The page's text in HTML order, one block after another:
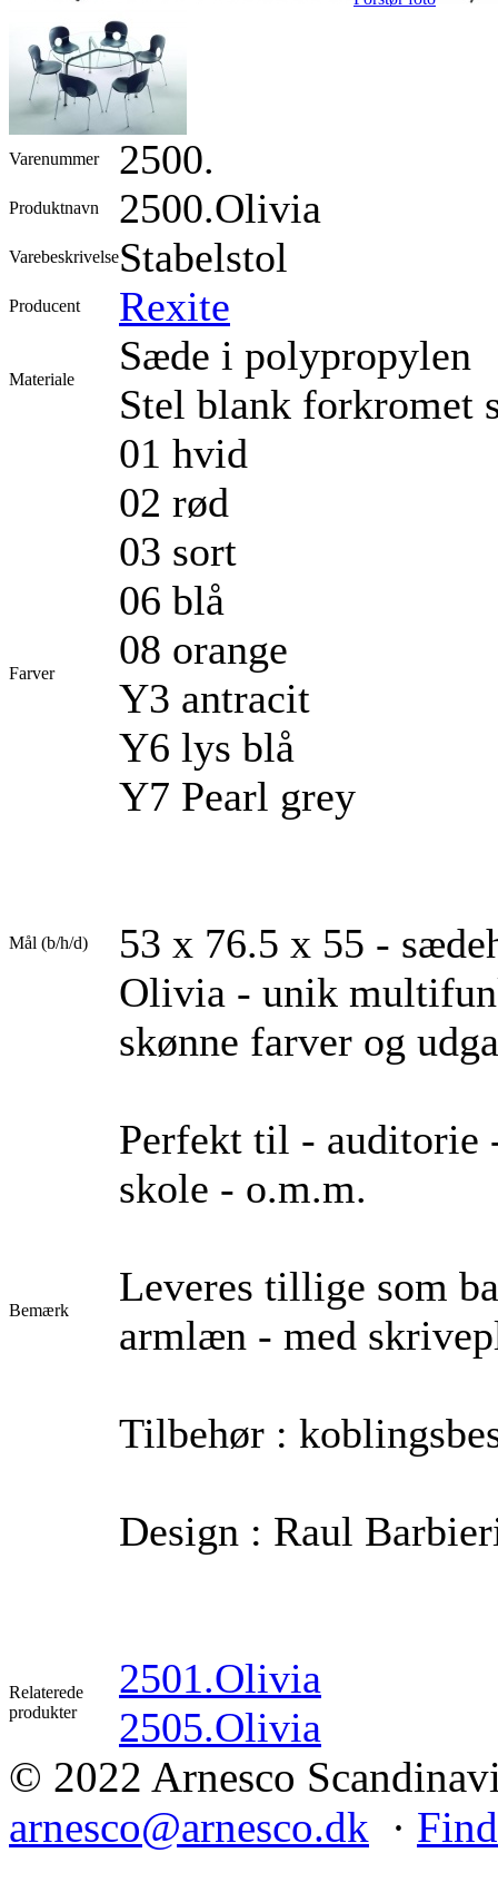
Varenummer 2500.
Produktnavn 2500.Olivia
VarebeskrivelseStabelstol
Producent Rexite
Materiale
Sæde i polypropylen
Stel blank forkromet
Farver
01 hvid
02 rød
03 sort
06 blå
08 orange
Y3 antracit
Y6 lys blå
Y7 Pearl grey
Mål (b/h/d) 53 x 76.5 x 55 -
Bemærk
Olivia - unik
skønne farver og
Perfekt til - auditorie
skole - o.m.m.
Leveres tillige som
armlæn - med
Tilbehør :
Design : Raul
Relaterede
produkter
2501.Olivia
2505.Olivia
© 2022 Arnesco
arnesco@arnesco.dk ·